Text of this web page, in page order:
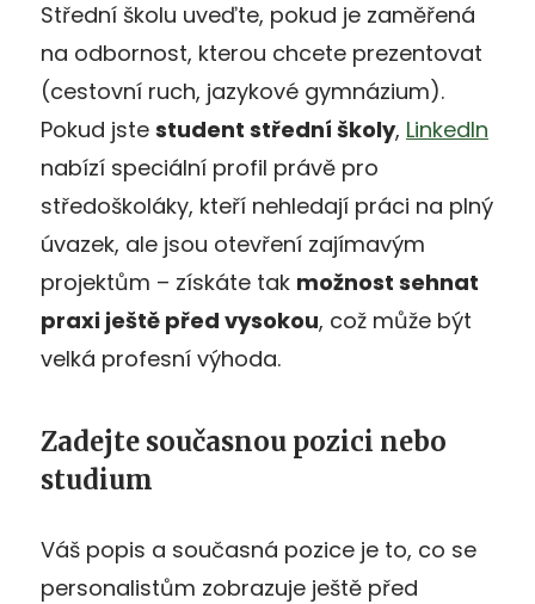
Střední školu uveďte, pokud je zaměřená
na odbornost, kterou chcete prezentovat
(cestovní ruch, jazykové gymnázium).
Pokud jste student střední školy, LinkedIn
nabízí speciální profil právě pro
středoškoláky, kteří nehledají práci na plný
úvazek, ale jsou otevření zajímavým
projektům – získáte tak možnost sehnat
praxi ještě před vysokou, což může být
velká profesní výhoda.
Zadejte současnou pozici nebo
studium
Váš popis a současná pozice je to, co se
personalistům zobrazuje ještě před